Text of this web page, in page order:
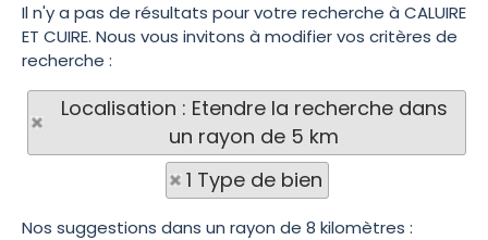
Il n'y a pas de résultats pour votre recherche à CALUIRE
ET CUIRE. Nous vous invitons à modifier vos critères de
recherche :
Localisation : Etendre la recherche dans
un rayon de 5 km
1 Type de bien
Nos suggestions dans un rayon de 8 kilomètres :